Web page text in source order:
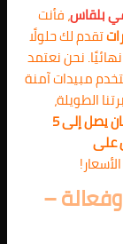
بلقاس، فأنت
تقدم لك حلولًا
نحن نعتمد
مبيدات آمنة
الطويلة،
ضمان يصل إلى 5
على
–